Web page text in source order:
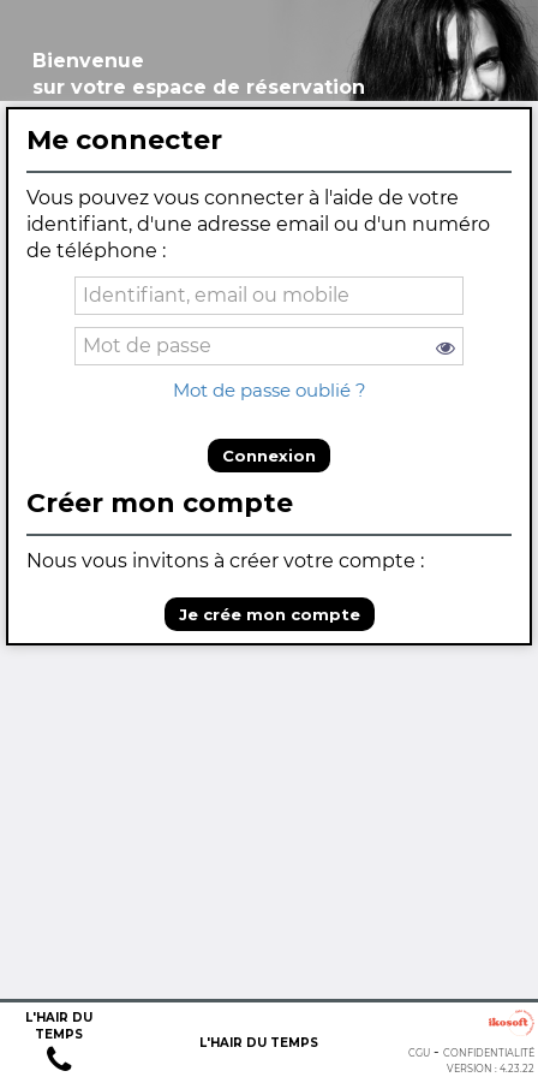
Bienvenue
sur votre espace de réservation
Me connecter
Vous pouvez vous connecter à l'aide de votre
identifiant, d'une adresse email ou d'un numéro
de téléphone :
Mot de passe oublié ?
Connexion
Créer mon compte
Nous vous invitons à créer votre compte :
Je crée mon compte
L'HAIR DU
TEMPS
L'HAIR DU TEMPS
CGU- CONFIDENTIALITÉ
VERSION : 4.23.22